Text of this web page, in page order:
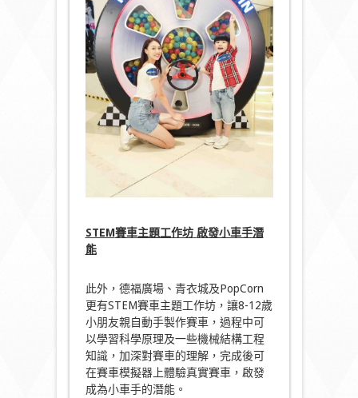
STEM賽車主題工作坊 啟發小車手潛
能
此外，德福廣場、青衣城及PopCorn
更有STEM賽車主題工作坊，讓8-12歲
小朋友親自動手製作賽車，過程中可
以學習科學原理及一些機械結構工程
知識，加深對賽車的理解，完成後可
在賽車模擬器上體驗真實賽車，啟發
成為小車手的潛能。